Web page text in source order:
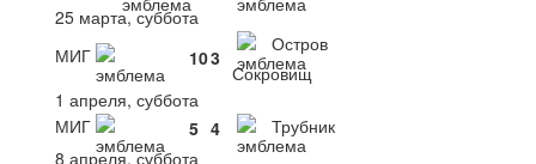
25 марта, суббота
МИГ
103
Остров
Сокровищ
1 апреля, суббота
МИГ
5 4
Трубник
8 апреля, суббота